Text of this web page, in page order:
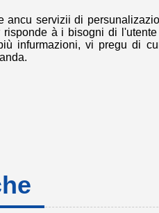
ancu servizii di
risponde à i bisogni di
infurmazioni, vi pregu di